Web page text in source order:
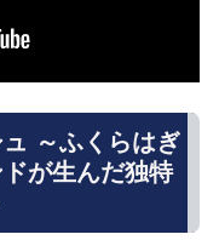
～ふくらはぎ
が生んだ独特